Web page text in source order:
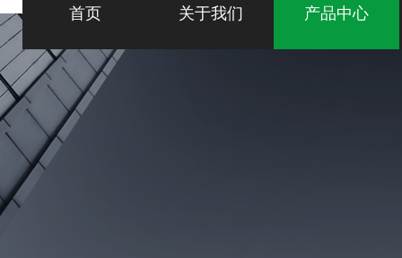
首页 关于我们 产品中心